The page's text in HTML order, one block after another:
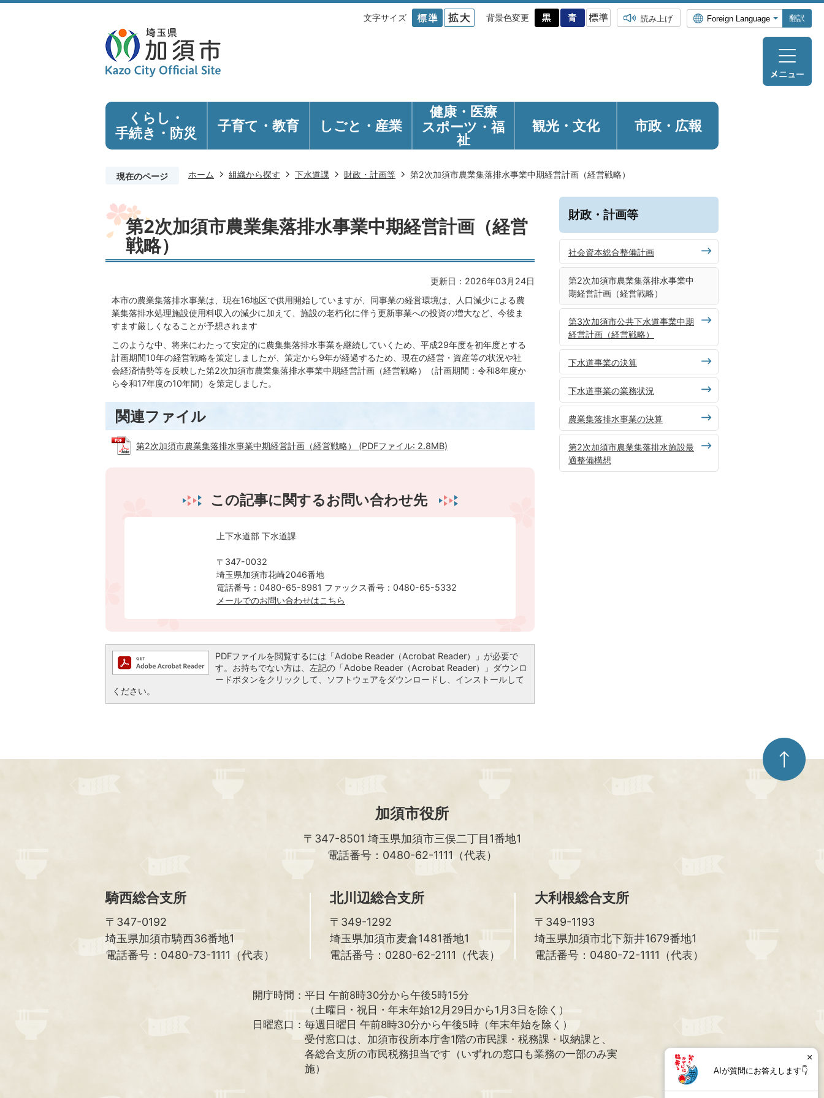
文字サイズ 背景色変更 読み上げ 翻訳
くらし・
手続き ・防災 子育て・教育 しごと・産業
健康・医療
スポーツ・福
祉
観光・ 文化 市政・広報
現在のページ ホーム 組織から探す 下水道課 財政・計画等 第2次加須市農業集落排水事業中期経営計画（経営戦略）
第2次加須市農業集落排水事業中期経営計画（経営
戦略）
更新日：2026年03月24日
本市の農業集落排水事業は、現在16地区で供用開始していますが、同事業の経営環境は、人口減少による農
業集落排水処理施設使用料収入の減少に加えて、施設の老朽化に伴う更新事業への投資の増大など、今後ま
すます厳しくなることが予想されます
このような中、将来にわたって安定的に農集集落排水事業を継続していくため、平成29年度を初年度とする
計画期間10年の経営戦略を策定しましたが、策定から9年が経過するため、現在の経営・資産等の状況や社
会経済情勢等を反映した第2次加須市農業集落排水事業中期経営計画（経営戦略）（計画期間：令和8年度か
ら令和17年度の10年間）を策定しました。
関連ファイル
第2次加須市農業集落排水事業中期経営計画（経営戦略） (PDFファイル: 2.8MB)
この記事に関するお問い合わせ先
上下水道部 下水道課
〒347-0032
埼玉県加須市花崎2046番地
電話番号：0480-65-8981 ファックス番号：0480-65-5332
メールでのお問い合わせはこちら
PDFファイルを閲覧するには「Adobe Reader（Acrobat Reader）」が必要で
す。お持ちでない方は、左記の「Adobe Reader（Acrobat Reader）」ダウンロ
ードボタンをクリックして、ソフトウェアをダウンロードし、インストールして
ください。
財政・計画等
社会資本総合整備計画
第2次加須市農業集落排水事業中
期経営計画（経営戦略）
第3次加須市公共下水道事業中期
経営計画（経営戦略）
下水道事業の決算
下水道事業の業務状況
農業集落排水事業の決算
第2次加須市農業集落排水施設最
適整備構想
ペ
ー
ジ
加須市役所
〒347-8501 埼玉県加須市三俣二丁目1番地1
電話番号：0480-62-1111（代表）
騎西総合支所
〒347-0192
埼玉県加須市騎西36番地1
電話番号：0480-73-1111（代表）
北川辺総合支所
〒349-1292
埼玉県加須市麦倉1481番地1
電話番号：0280-62-2111（代表）
大利根総合支所
〒349-1193
埼玉県加須市北下新井1679番地1
電話番号：0480-72-1111（代表）
開庁時間： 平日 午前8時30分から午後5時15分
（土曜日・祝日・年末年始12月29日から1月3日を除く）
日曜窓口： 毎週日曜日 午前8時30分から午後5時（年末年始を除く）
受付窓口は、加須市役所本庁舎1階の市民課・税務課・収納課と、
各総合支所の市民税務担当です（いずれの窓口も業務の一部のみ実
施）
AIが質問にお答えします👇
×